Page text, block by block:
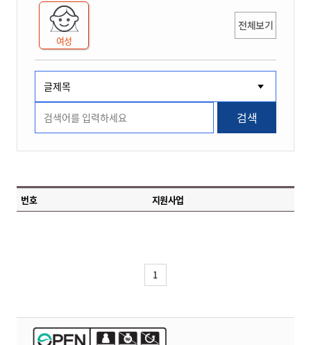
여성
전체보기
검색
번호 지원사업
1